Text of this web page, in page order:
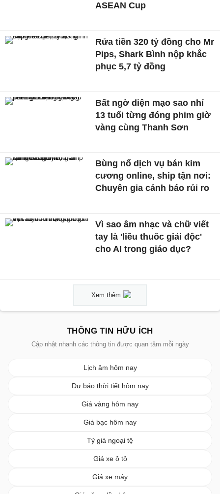
ASEAN Cup
Rửa tiền 320 tỷ đồng cho Mr
Pips, Shark Bình nộp khắc
phục 5,7 tỷ đồng
Bất ngờ diện mạo sao nhí
13 tuổi từng đóng phim giờ
vàng cùng Thanh Sơn
Bùng nổ dịch vụ bán kim
cương online, ship tận nơi:
Chuyên gia cảnh báo rủi ro
Vì sao âm nhạc và chữ viết
tay là 'liều thuốc giải độc'
cho AI trong giáo dục?
Xem thêm
THÔNG TIN HỮU ÍCH
Cập nhật nhanh các thông tin được quan tâm mỗi ngày
Lịch âm hôm nay
Dự báo thời tiết hôm nay
Giá vàng hôm nay
Giá bạc hôm nay
Tỷ giá ngoại tệ
Giá xe ô tô
Giá xe máy